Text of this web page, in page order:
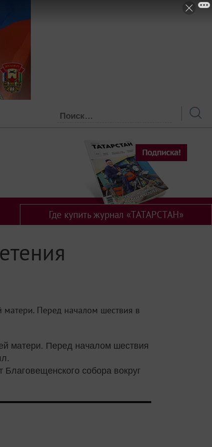
Где купить журнал «ТАТАРСТАН»
матери. Перед началом шествия в
матери. Перед началом шествия
собора вокруг